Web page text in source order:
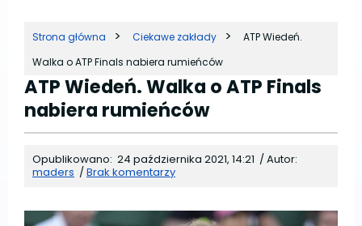
Strona główna Ciekawe zakłady
ATP Wiedeń.
Walka o ATP Finals nabiera rumieńców
ATP Wiedeń. Walka o ATP Finals
nabiera rumieńców
Opublikowano: 24 października 2021, 14:21 /Autor:
maders /Brak komentarzy